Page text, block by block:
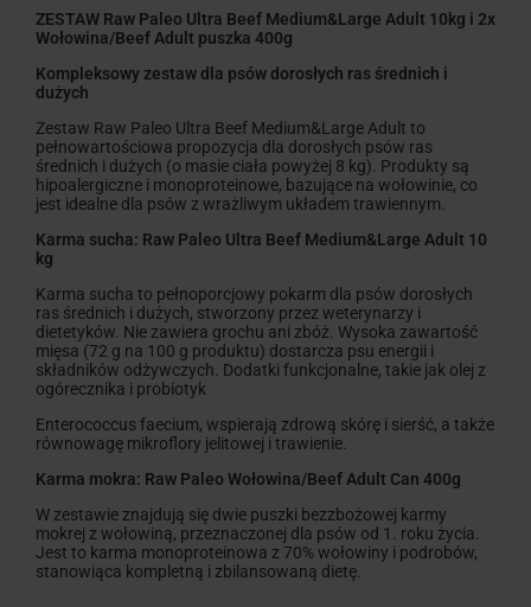
ZESTAW Raw Paleo Ultra Beef Medium&Large Adult 10kg i 2x
Wołowina/Beef Adult puszka 400g
Kompleksowy zestaw dla psów dorosłych ras średnich i
dużych
Zestaw Raw Paleo Ultra Beef Medium&Large Adult to
pełnowartościowa propozycja dla dorosłych psów ras
średnich i dużych (o masie ciała powyżej 8 kg). Produkty są
hipoalergiczne i monoproteinowe, bazujące na wołowinie, co
jest idealne dla psów z wrażliwym układem trawiennym.
Karma sucha: Raw Paleo Ultra Beef Medium&Large Adult 10
kg
Karma sucha to pełnoporcjowy pokarm dla psów dorosłych
ras średnich i dużych, stworzony przez weterynarzy i
dietetyków. Nie zawiera grochu ani zbóż. Wysoka zawartość
mięsa (72 g na 100 g produktu) dostarcza psu energii i
składników odżywczych. Dodatki funkcjonalne, takie jak olej z
ogórecznika i probiotyk
Enterococcus faecium, wspierają zdrową skórę i sierść, a także
równowagę mikroflory jelitowej i trawienie.
Karma mokra: Raw Paleo Wołowina/Beef Adult Can 400g
W zestawie znajdują się dwie puszki bezzbożowej karmy
mokrej z wołowiną, przeznaczonej dla psów od 1. roku życia.
Jest to karma monoproteinowa z 70% wołowiny i podrobów,
stanowiąca kompletną i zbilansowaną dietę.